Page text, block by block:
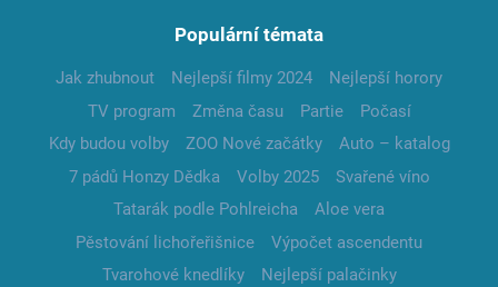
Populární témata
Jak zhubnout Nejlepší filmy 2024
Nejlepší horory
TV program
Změna času Partie
Počasí
Kdy budou volby
ZOO Nové začátky
Auto – katalog
7 pádů Honzy Dědka
Volby 2025
Svařené víno
Tatarák podle Pohlreicha
Aloe vera
Pěstování lichořeřišnice
Výpočet ascendentu
Tvarohové knedlíky
Nejlepší palačinky